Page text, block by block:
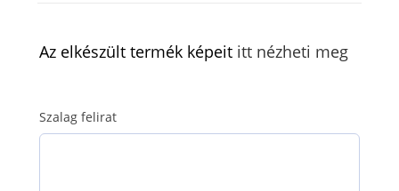
Az elkészült termék képeit itt nézheti meg
Szalag felirat